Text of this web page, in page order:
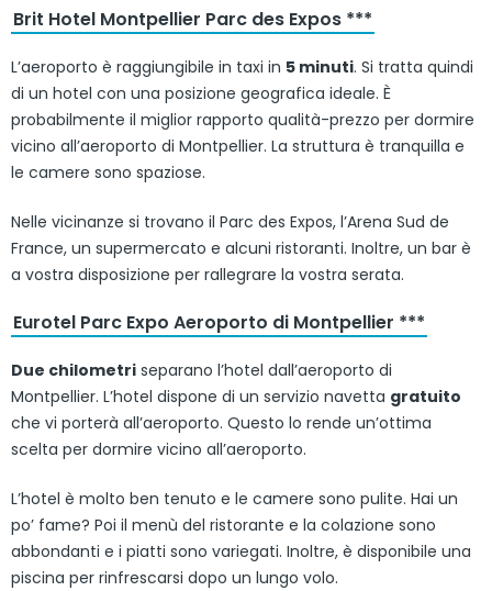
Brit Hotel Montpellier Parc des Expos ***
L’aeroporto è raggiungibile in taxi in 5 minuti. Si tratta quindi
di un hotel con una posizione geografica ideale. È
probabilmente il miglior rapporto qualità-prezzo per dormire
vicino all’aeroporto di Montpellier. La struttura è tranquilla e
le camere sono spaziose.
Nelle vicinanze si trovano il Parc des Expos, l’Arena Sud de
France, un supermercato e alcuni ristoranti. Inoltre, un bar è
a vostra disposizione per rallegrare la vostra serata.
Eurotel Parc Expo Aeroporto di Montpellier ***
Due chilometri separano l’hotel dall’aeroporto di
Montpellier. L’hotel dispone di un servizio navetta gratuito
che vi porterà all’aeroporto. Questo lo rende un’ottima
scelta per dormire vicino all’aeroporto.
L’hotel è molto ben tenuto e le camere sono pulite. Hai un
po’ fame? Poi il menù del ristorante e la colazione sono
abbondanti e i piatti sono variegati. Inoltre, è disponibile una
piscina per rinfrescarsi dopo un lungo volo.